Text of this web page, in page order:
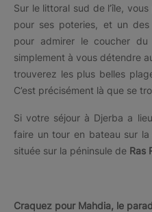
Sur le littoral sud de l’île,
pour ses poteries, et un
pour admirer le coucher
simplement à vous détendre
trouverez les plus belles
C’est précisément là que se
Si votre séjour à Djerba a
faire un tour en bateau sur la
située sur la péninsule de Ras
Craquez pour Mahdia, le